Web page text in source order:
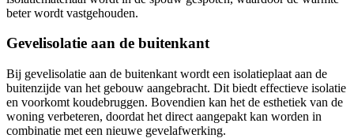
beter wordt vastgehouden.
Gevelisolatie aan de buitenkant
Bij gevelisolatie aan de buitenkant wordt een isolatieplaat aan de
buitenzijde van het gebouw aangebracht. Dit biedt effectieve isolatie
en voorkomt koudebruggen. Bovendien kan het de esthetiek van de
woning verbeteren, doordat het direct aangepakt kan worden in
combinatie met een nieuwe gevelafwerking.